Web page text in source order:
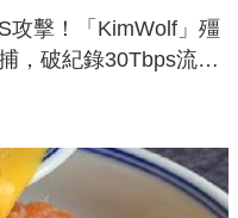
攻擊！「KimWolf」殭
，破紀錄30Tbps流量